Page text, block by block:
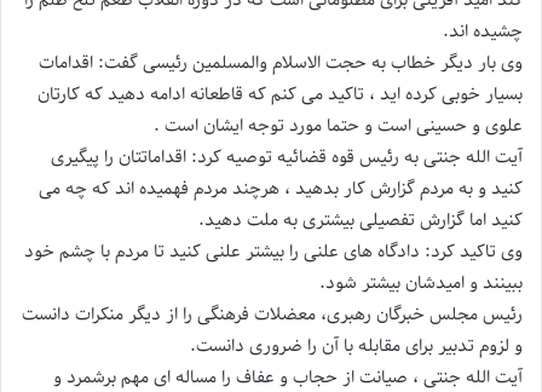
چشیده اند.
وی بار دیگر خطاب به حجت الاسلام والمسلمین رئیسی گفت: اقدامات
بسیار خوبی کرده اید ، تاکید می کنم که قاطعانه ادامه دهید که کارتان
علوی و حسینی است و حتما مورد توجه ایشان است .
آیت الله جنتی به رئیس قوه قضائیه توصیه کرد: اقداماتتان را پیگیری
کنید و به مردم گزارش کار بدهید ، هرچند مردم فهمیده اند که چه می
کنید اما گزارش تفصیلی بیشتری به ملت دهید.
وی تاکید کرد: داد‌گاه های علنی را بیشتر علنی کنید تا مردم با چشم خود
ببینند و امیدشان بیشتر شود.
رئیس مجلس خبرگان رهبری، معضلات فرهنگی را از دیگر منکرات دانست
و لزوم تدبیر برای مقابله با آن را ضروری دانست.
آیت الله جنتی ، صیانت از حجاب و عفاف را مساله ای مهم برشمرد و